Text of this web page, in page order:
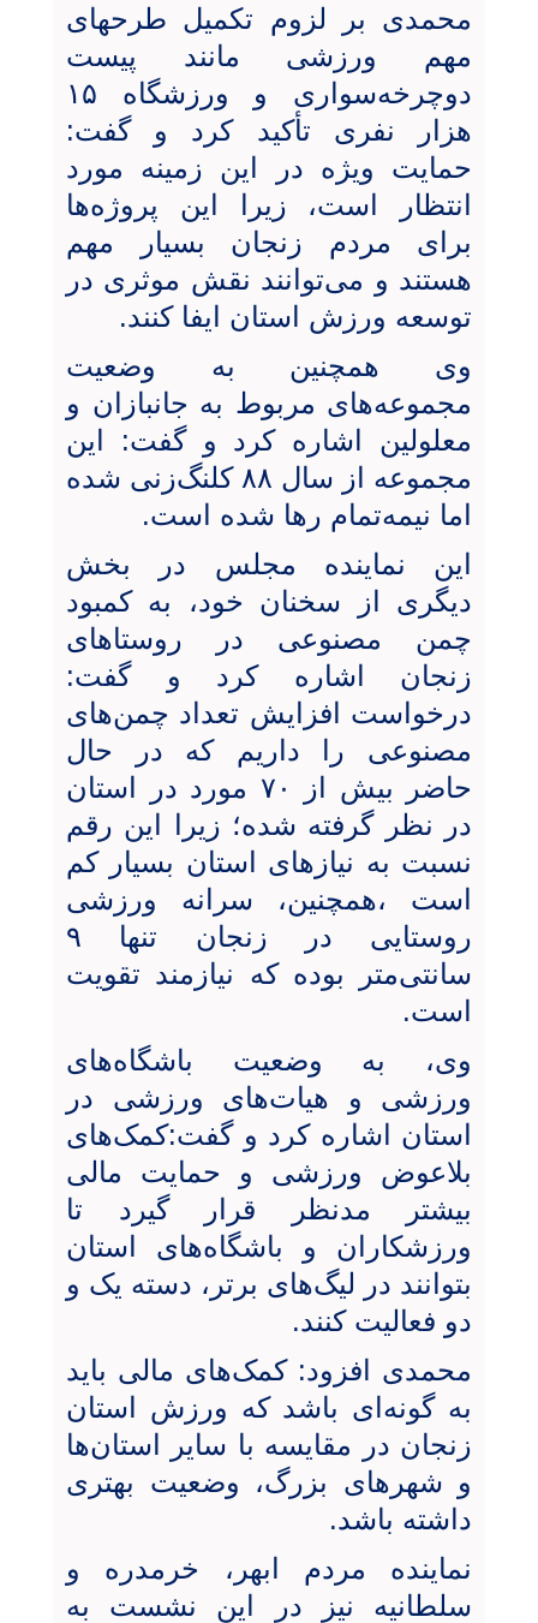
محمدی بر لزوم تکمیل طرحهای
مهم ورزشی مانند پیست
دوچرخه‌سواری و ورزشگاه ۱۵
هزار نفری تأکید کرد و گفت:
حمایت ویژه در این زمینه‌ مورد
انتظار است، زیرا این پروژه‌ها
برای مردم زنجان بسیار مهم
هستند و می‌توانند نقش موثری در
توسعه ورزش استان ایفا کنند.
وی همچنین به وضعیت
مجموعه‌های مربوط به جانبازان و
معلولین اشاره کرد و گفت: این
مجموعه از سال ۸۸ کلنگ‌زنی شده
اما نیمه‌تمام رها شده است.
این نماینده مجلس در بخش
دیگری از سخنان خود، به کمبود
چمن مصنوعی در روستاهای
زنجان اشاره کرد و گفت:
درخواست افزایش تعداد چمن‌های
مصنوعی را داریم که در حال
حاضر بیش از ۷۰ مورد در استان
در نظر گرفته شده؛ زیرا این رقم
نسبت به نیازهای استان بسیار کم
است ،همچنین، سرانه ورزشی
روستایی در زنجان تنها ۹
سانتی‌متر بوده که نیازمند تقویت
است.
وی، به وضعیت باشگاه‌های
ورزشی و هیات‌های ورزشی در
استان اشاره کرد و گفت:کمک‌های
بلاعوض ورزشی و حمایت مالی
بیشتر مدنظر قرار گیرد تا
ورزشکاران و باشگاه‌های استان
بتوانند در لیگ‌های برتر، دسته یک و
دو فعالیت کنند.
محمدی افزود: کمک‌های مالی باید
به گونه‌ای باشد که ورزش استان
زنجان در مقایسه با سایر استان‌ها
و شهرهای بزرگ، وضعیت بهتری
داشته باشد.
‌نماینده مردم ابهر، خرمدره و
سلطانیه نیز در این نشست به